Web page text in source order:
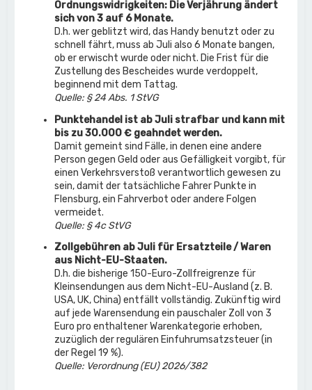
Ordnungswidrigkeiten: Die Verjährung ändert
sich von 3 auf 6 Monate.
D.h. wer geblitzt wird, das Handy benutzt oder zu
schnell fährt, muss ab Juli also 6 Monate bangen,
ob er erwischt wurde oder nicht. Die Frist für die
Zustellung des Bescheides wurde verdoppelt,
beginnend mit dem Tattag.
Quelle: § 24 Abs. 1 StVG
Punktehandel ist ab Juli strafbar und kann mit
bis zu 30.000 € geahndet werden.
Damit gemeint sind Fälle, in denen eine andere
Person gegen Geld oder aus Gefälligkeit vorgibt, für
einen Verkehrsverstoß verantwortlich gewesen zu
sein, damit der tatsächliche Fahrer Punkte in
Flensburg, ein Fahrverbot oder andere Folgen
vermeidet.
Quelle: § 4c StVG
Zollgebühren ab Juli für Ersatzteile / Waren
aus Nicht-EU-Staaten.
D.h. die bisherige 150-Euro-Zollfreigrenze für
Kleinsendungen aus dem Nicht-EU-Ausland (z. B.
USA, UK, China) entfällt vollständig. Zukünftig wird
auf jede Warensendung ein pauschaler Zoll von 3
Euro pro enthaltener Warenkategorie erhoben,
zuzüglich der regulären Einfuhrumsatzsteuer (in
der Regel 19 %).
Quelle: Verordnung (EU) 2026/382